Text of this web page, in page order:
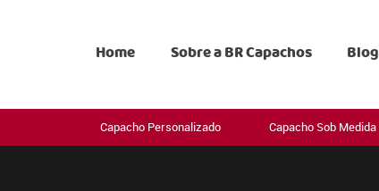
Home Sobre a BR Capachos Blog
Capacho Personalizado Capacho Sob Medida